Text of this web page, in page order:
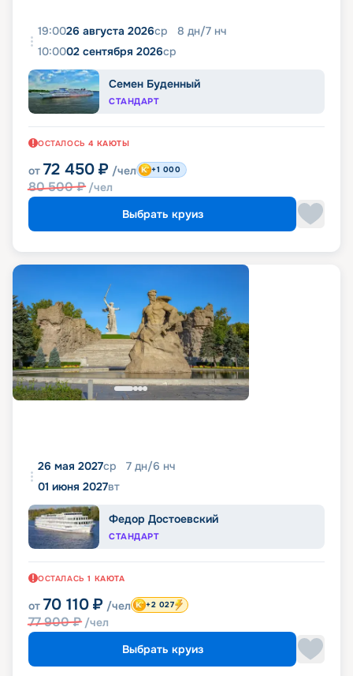
19:0026 августа 2026ср 8 дн/7 нч
10:0002 сентября 2026ср
Семен Буденный
СТАНДАРТ
ОСТАЛОСЬ 4 КАЮТЫ
от 72 450 ₽ /чел
80 500₽ /чел
+1 000
Выбрать круиз
26 мая 2027ср 7 дн/6 нч
01 июня 2027вт
Федор Достоевский
СТАНДАРТ
ОСТАЛАСЬ 1 КАЮТА
от 70 110 ₽ /чел
77 900₽ /чел
+2 027
Выбрать круиз